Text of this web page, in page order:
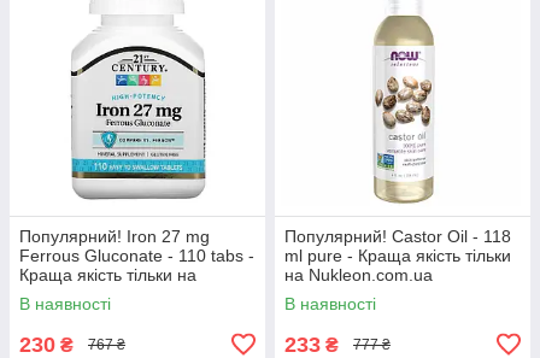
Популярний! Iron 27 mg
Ferrous Gluconate - 110 tabs -
Краща якість тільки на
Nukleon.com.ua
В наявності
230 ₴ 767 ₴
Популярний! Castor Oil - 118
ml pure - Краща якість тільки
на Nukleon.com.ua
В наявності
233 ₴ 777 ₴